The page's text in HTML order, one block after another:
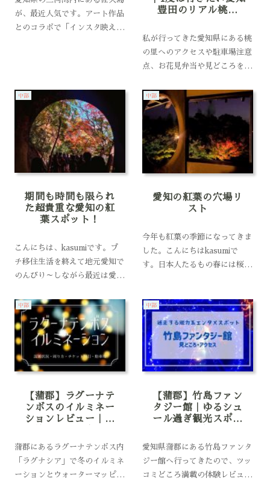
が、最近人気です。アート作品
とのコラボで「インスタ映え写
古屋からも日帰りで行けるし、
気軽な島旅にぴっ...
豊田のリアル桃源
私が行ってきた愛知県にある桃
の里へのアクセスや駐車場注意
点、お花見弁当や見どころを写
へ行かれる方の参考になればと
思います。こんにちは、
kasumiです。上中のしだれ桃
の見頃は毎年4月上旬～中旬。
お花見時期は桜のお...
中部
期間も時間も限られ
た超貴重な愛知の紅
葉スポット！
こんにちは、kasumiです。プ
チ移住生活を終えて地元愛知で
のんびり～しながら最近は愛知
先日、愛岐トンネルが一般公開
されたので、紅葉を見に行って
きました♪一般公開は春と秋の
年2回の各10日間だけ。さらに
1日の入場...
中部
愛知の紅葉の穴場リ
スト
今年も紅葉の季節になってきま
した。こんにちはkasumiで
す。日本人たるもの春には桜、
ンになってあちこち出かけてま
す。今年は東京と愛知の往復生
活なので都内と愛知県近郊の紅
葉スポット巡りですね...
中部
【蒲郡】ラグーナテ
ンボスのイルミネー
ションレビュー｜混
蒲郡にあるラグーナテンボス内
「ラグナシア」で冬のイルミネ
ーションとウォーターマッピン
中部
【蒲郡】竹島ファン
タジー館｜ゆるシュ
ール過ぎ観光スポッ
愛知県蒲郡にある竹島ファンタ
ジー館へ行ってきたので、ツッ
コミどころ満載の体験レビュー